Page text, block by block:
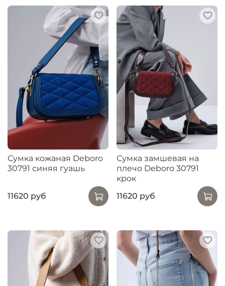
Сумка кожаная Deboro
30791 синяя гуашь
11620 руб
Сумка замшевая на
плечо Deboro 30791
крок
11620 руб